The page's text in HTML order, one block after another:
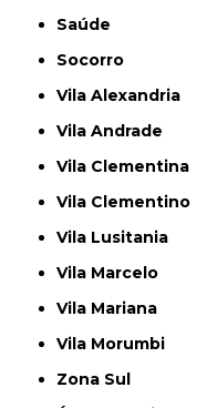
Saúde
Socorro
Vila Alexandria
Vila Andrade
Vila Clementina
Vila Clementino
Vila Lusitania
Vila Marcelo
Vila Mariana
Vila Morumbi
Zona Sul